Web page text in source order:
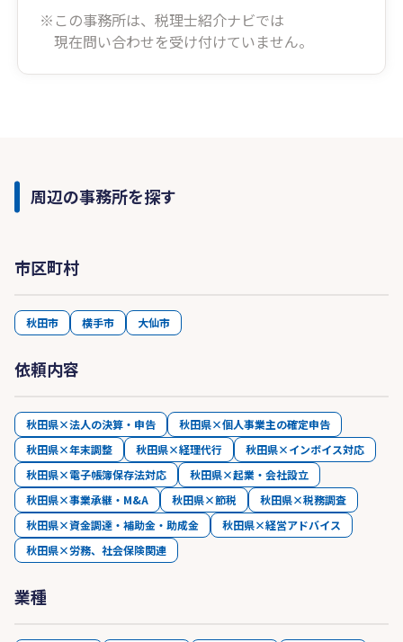
※この事務所は、税理士紹介ナビでは
現在問い合わせを受け付けていません。
周辺の事務所を探す
市区町村
秋田市 横手市 大仙市
依頼内容
秋田県×法人の決算・申告
秋田県×個人事業主の確定申告
秋田県×年末調整
秋田県×経理代行
秋田県×インボイス対応
秋田県×電子帳簿保存法対応
秋田県×起業・会社設立
秋田県×事業承継・M&A
秋田県×節税
秋田県×税務調査
秋田県×資金調達・補助金・助成金
秋田県×経営アドバイス
秋田県×労務、社会保険関連
業種